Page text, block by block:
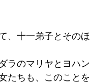
、十一弟子とその
ラのマリヤとヨハ
たちも、このこと